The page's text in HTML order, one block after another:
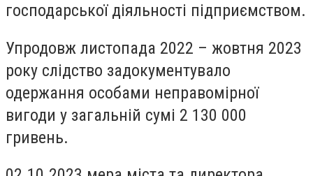
господарської діяльності підприємством.
Упродовж листопада 2022 – жовтня 2023
року слідство задокументувало
одержання особами неправомірної
вигоди у загальній сумі 2 130 000
гривень.